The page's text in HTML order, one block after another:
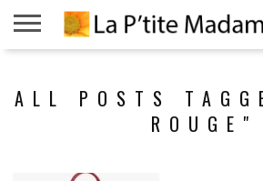
DE
VIVRE
PROPOS
ALL POSTS
ROUGE"